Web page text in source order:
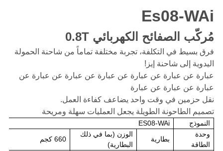
Es08-WAi
مُركّب الصفائح الكهربائي 0.8T
فرق بسيط في التكلفة، تجربة مختلفة تماماً من شاحنة الحمولة
اليدوية إلى شاحنة إيز!
عبارة عن عبارة عن عبارة عن عبارة عن عبارة عن عبارة عن
عبارة عن عبارة عن عبارة
نقل حزمين في وقت واحد يضاعف كفاءة العمل.
تصميم الطاحونة الطويلة يجعل العمليات سهلة ومريحة
النموذج
ES08-WAi
وحدة
الطاقة
بطارية
الوزن (بما في ذلك
البطارية)
660 كجم